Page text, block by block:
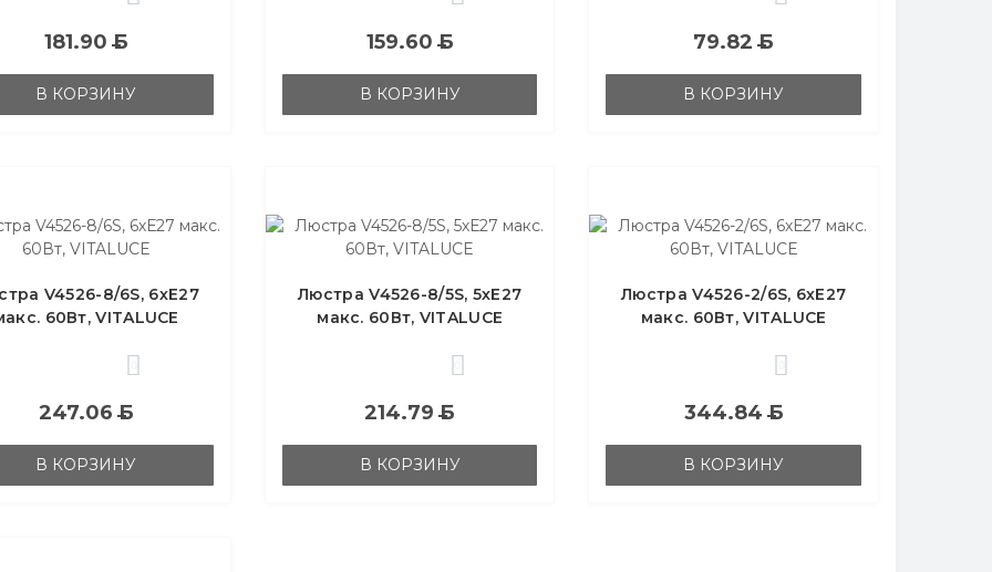
181.90Б
В КОРЗИНУ
159.60Б
В КОРЗИНУ
79.82Б
В КОРЗИНУ
V4526-8/6S, 6хЕ27
60Вт, VITALUCE
247.06Б
В КОРЗИНУ
Люстра V4526-8/5S, 5хЕ27
макс. 60Вт, VITALUCE
214.79Б
В КОРЗИНУ
Люстра V4526-2/6S, 6хЕ27
макс. 60Вт, VITALUCE
344.84Б
В КОРЗИНУ